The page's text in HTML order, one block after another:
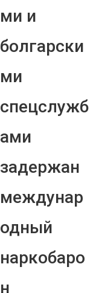
ми и
болгарски
ми
спецслужб
ами
задержан
междунар
одный
наркобаро
н